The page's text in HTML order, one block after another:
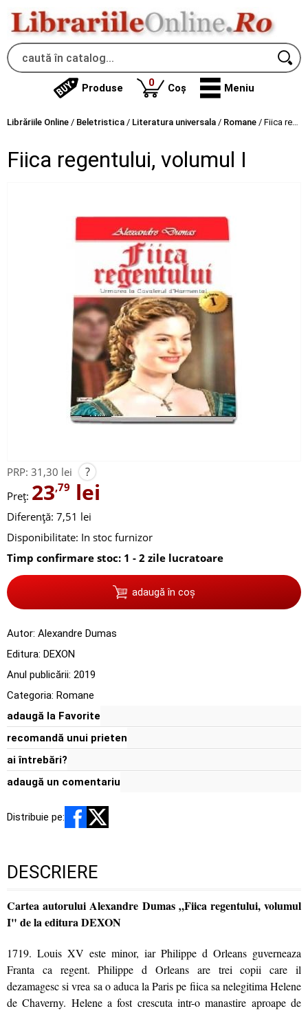
Produse 0produse
Coș Meniu
Librăriile Online / Beletristica / Literatura universala / Romane / Fiica regentului, volumul I
Fiica regentului, volumul I
PRP: 31,30 lei ?
Preț: 23,79 lei
Diferență: 7,51 lei
Disponibilitate: In stoc furnizor
Timp confirmare stoc: 1 - 2 zile lucratoare
adaugă în coș
Autor: Alexandre Dumas
Editura: DEXON
Anul publicării: 2019
Categoria: Romane
adaugă la Favorite
recomandă unui prieten
ai întrebări?
adaugă un comentariu
Distribuie pe:
DESCRIERE
Cartea autorului Alexandre Dumas „Fiica regentului, volumul
I" de la editura DEXON
1719. Louis XV este minor, iar Philippe d Orleans guverneaza
Franta ca regent. Philippe d Orleans are trei copii care il
dezamagesc si vrea sa o aduca la Paris pe fiica sa nelegitima Helene
de Chaverny. Helene a fost crescuta intr-o manastire aproape de